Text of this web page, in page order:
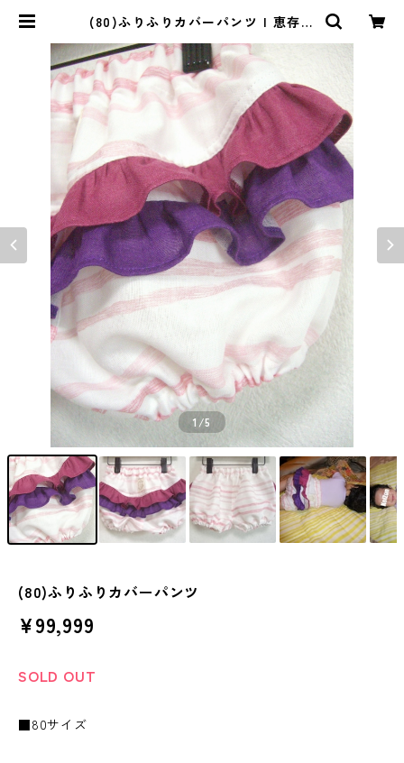
(80)ふりふりカバーパンツ | 恵存の
1 /5
(80)ふりふりカバーパンツ
¥99,999
SOLD OUT
■80サイズ